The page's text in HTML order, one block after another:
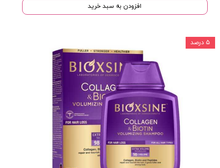
افزودن به سبد خرید
۵ درصد